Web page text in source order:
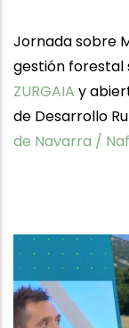
Jornada sobre
gestión forestal
ZURGAIA y
de Desarrollo
de Navarra /